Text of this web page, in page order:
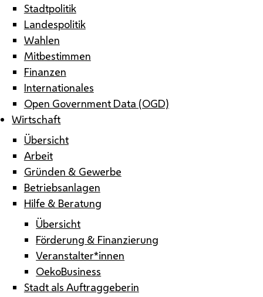
Stadtpolitik
Landespolitik
Wahlen
Mitbestimmen
Finanzen
Internationales
Open Government Data (OGD)
Wirtschaft
Übersicht
Arbeit
Gründen & Gewerbe
Betriebsanlagen
Hilfe & Beratung
Übersicht
Förderung & Finanzierung
Veranstalter*innen
OekoBusiness
Stadt als Auftraggeberin